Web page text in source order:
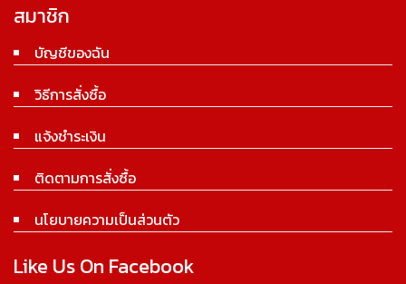
สมาชิก
บัญชีของฉัน
วิธีการสั่งซื้อ
แจ้งชำระเงิน
ติดตามการสั่งซื้อ
นโยบายความเป็นส่วนตัว
Like Us On Facebook